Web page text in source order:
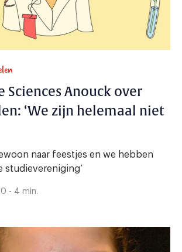
Sciences Anouck over
‘We zijn helemaal niet
naar feestjes en we hebben
studievereniging’
- 4 min.